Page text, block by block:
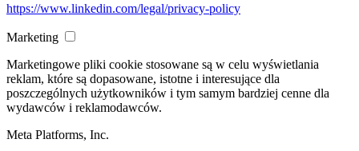
https://www.linkedin.com/legal/privacy-policy
Marketing
Marketingowe pliki cookie stosowane są w celu wyświetlania
reklam, które są dopasowane, istotne i interesujące dla
poszczególnych użytkowników i tym samym bardziej cenne dla
wydawców i reklamodawców.
Meta Platforms, Inc.